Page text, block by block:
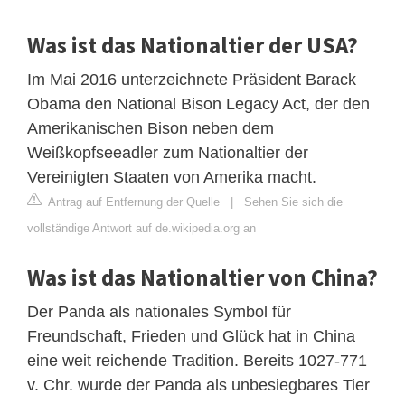
Was ist das Nationaltier der USA?
Im Mai 2016 unterzeichnete Präsident Barack
Obama den National Bison Legacy Act, der den
Amerikanischen Bison neben dem
Weißkopfseeadler zum Nationaltier der
Vereinigten Staaten von Amerika macht.
Antrag auf Entfernung der Quelle | Sehen Sie sich die
vollständige Antwort auf de.wikipedia.org an
Was ist das Nationaltier von China?
Der Panda als nationales Symbol für
Freundschaft, Frieden und Glück hat in China
eine weit reichende Tradition. Bereits 1027-771
v. Chr. wurde der Panda als unbesiegbares Tier